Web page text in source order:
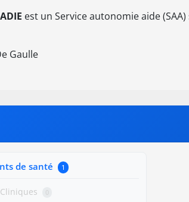
est un Service autonomie aide (SAA)
Gaulle
de santé 1
0